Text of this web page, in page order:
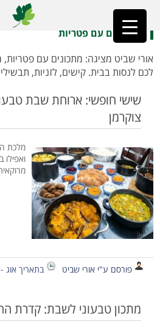
ראשי»פטריות
מתכונים עם פטריות
אורי שביט מציגה: מתכונים עם פטריות,
לכם לנסות בבית. קישים, לזניות,
שישי חופשי: ארוחת שבת
צוקרמן
מלכת
פורסם ע"י אורי שביט בתאריך אוג - 9 - 2018
מתכון טבעוני לשבת: קדרת